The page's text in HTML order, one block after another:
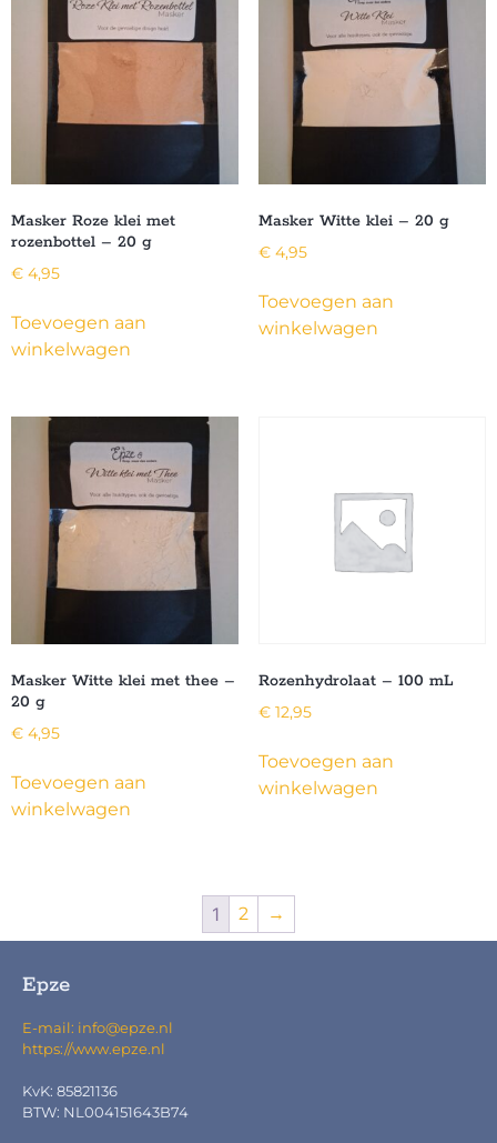
Masker Roze klei met
rozenbottel – 20 g
€ 4,95
Toevoegen aan
winkelwagen
Masker Witte klei – 20 g
€4,95
Toevoegen aan
winkelwagen
Masker Witte klei met thee –
20 g
€ 4,95
Toevoegen aan
winkelwagen
Rozenhydrolaat – 100 mL
€12,95
Toevoegen aan
winkelwagen
1 2 →
Epze
E-mail: info@epze.nl
https://www.epze.nl
KvK: 85821136
BTW: NL004151643B74